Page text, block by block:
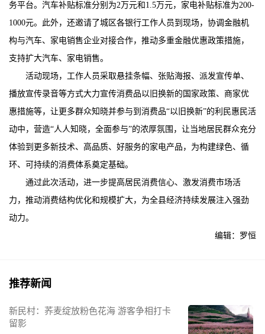
务平台。汽车补贴标准分别为2万元和1.5万元，家电补贴标准为200-
1000元。此外，还邀请了城区各银行工作人员到现场，协调金融机
构与汽车、家电销售企业对接合作，推动多重金融优惠政策措施，
支持扩大汽车、家电销售。
活动现场，工作人员采取悬挂条幅、张贴海报、派发宣传单、
播放宣传录音等方式大力宣传消费品以旧换新的国家政策、商家优
惠措施等，让更多群众知晓并参与到消费品“以旧换新”的利民惠民活
动中，营造“人人知晓，全面参与”的浓厚氛围，让当地居民群众充分
体验到更多新技术、高品质、好服务的家电产品，为构建绿色、循
环、可持续的消费体系奠定基础。
通过此次活动，进一步提高居民消费信心、激发消费市场活
力，推动消费结构优化和规模扩大，为全县经济持续发展注入强劲
动力。
编辑：罗恒
推荐新闻
新民村：荞麦绽放粉色花海 游客争相打卡
留影